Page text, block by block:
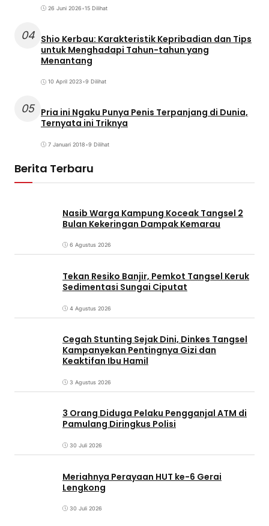
26 Juni 2026•15 Dilihat
04 Shio Kerbau: Karakteristik Kepribadian dan Tips
untuk Menghadapi Tahun-tahun yang
Menantang
10 April 2023•9 Dilihat
05 Pria ini Ngaku Punya Penis Terpanjang di Dunia,
Ternyata ini Triknya
7 Januari 2018•9 Dilihat
Berita Terbaru
Nasib Warga Kampung Koceak Tangsel 2
Bulan Kekeringan Dampak Kemarau
6 Agustus 2026
Tekan Resiko Banjir, Pemkot Tangsel Keruk
Sedimentasi Sungai Ciputat
4 Agustus 2026
Cegah Stunting Sejak Dini, Dinkes Tangsel
Kampanyekan Pentingnya Gizi dan
Keaktifan Ibu Hamil
3 Agustus 2026
3 Orang Diduga Pelaku Pengganjal ATM di
Pamulang Diringkus Polisi
30 Juli 2026
Meriahnya Perayaan HUT ke-6 Gerai
Lengkong
30 Juli 2026